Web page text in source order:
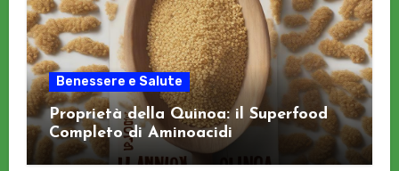
Benessere e Salute
Proprietà della Quinoa: il Superfood
Completo di Aminoacidi